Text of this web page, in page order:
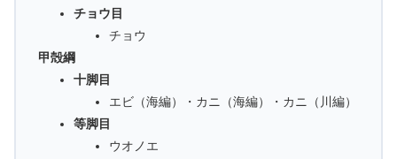
チョウ目
チョウ
甲殻綱
十脚目
エビ（海編）・カニ（海編）・カニ（川編）
等脚目
ウオノエ